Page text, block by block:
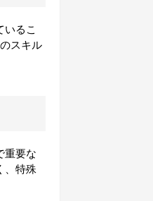
るこ
スキル
重要な
、特殊